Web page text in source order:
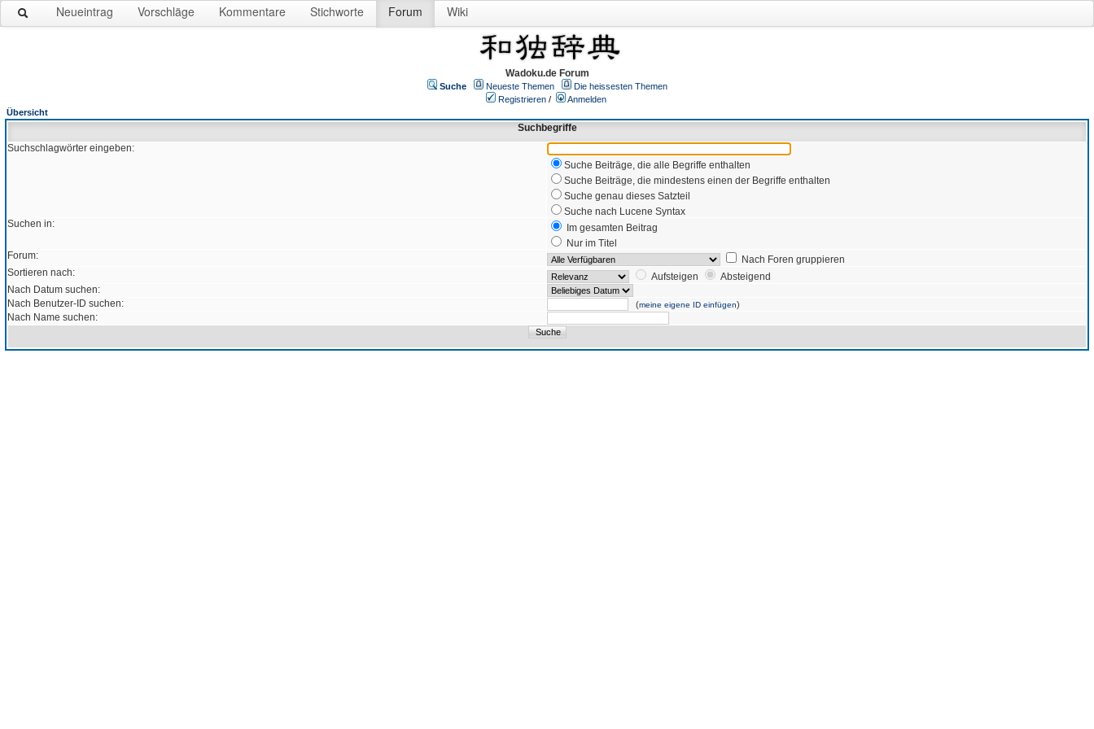
Neueintrag Vorschläge Kommentare Stichworte Forum Wiki
Wadoku.de Forum
Suche Neueste Themen
Die heissesten Themen
Registrieren /
Anmelden
Übersicht
Suchbegriffe
Suchschlagwörter eingeben:
Suche Beiträge, die alle Begriffe enthalten
Suche Beiträge, die mindestens einen der Begriffe enthalten
Suche genau dieses Satzteil
Suche nach Lucene Syntax
Suchen in:
Im gesamten Beitrag
Nur im Titel
Forum:
Nach Foren gruppieren
Sortieren nach:
Aufsteigen
Absteigend
Nach Datum suchen:
Nach Benutzer-ID suchen:
(meine eigene ID einfügen)
Nach Name suchen: